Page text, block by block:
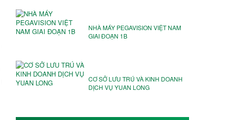
NHÀ MÁY PEGAVISION VIỆT NAM️
GIAI ĐOẠN 1B
CƠ SỞ LƯU TRÚ VÀ KINH DOANH
DỊCH VỤ YUAN LONG